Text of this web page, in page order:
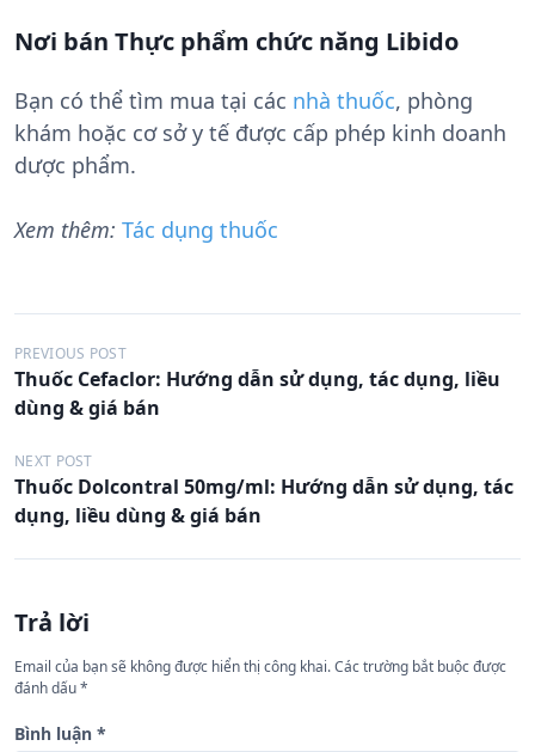
Nơi bán Thực phẩm chức năng Libido
Bạn có thể tìm mua tại các nhà thuốc, phòng
khám hoặc cơ sở y tế được cấp phép kinh doanh
dược phẩm.
Xem thêm: Tác dụng thuốc
Đ
i
u
h
ư
n
b
à
PREVIOUS POST
Thuốc Cefaclor: Hướng dẫn sử dụng, tác dụng, liều
dùng & giá bán
NEXT POST
Thuốc Dolcontral 50mg/ml: Hướng dẫn sử dụng, tác
dụng, liều dùng & giá bán
Trả lời
Email của bạn sẽ không được hiển thị công khai.Các trường bắt buộc được
đánh dấu*
Bình luận *